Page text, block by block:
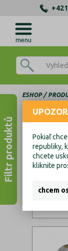
menu
ESHOP
Filtr produktů
Pokiaľ
republiky,
chcete
kliknite
chcem